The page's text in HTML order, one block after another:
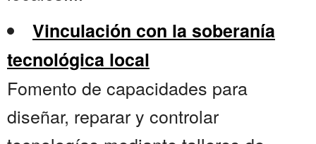
Vinculación con la soberanía
tecnológica local
Fomento de capacidades para
diseñar, reparar y controlar